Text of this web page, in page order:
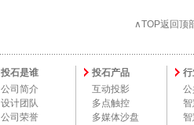
∧TOP返回顶
投石是谁
公司简介
设计团队
公司荣誉
投石产品
互动投影
多点触控
多媒体沙盘